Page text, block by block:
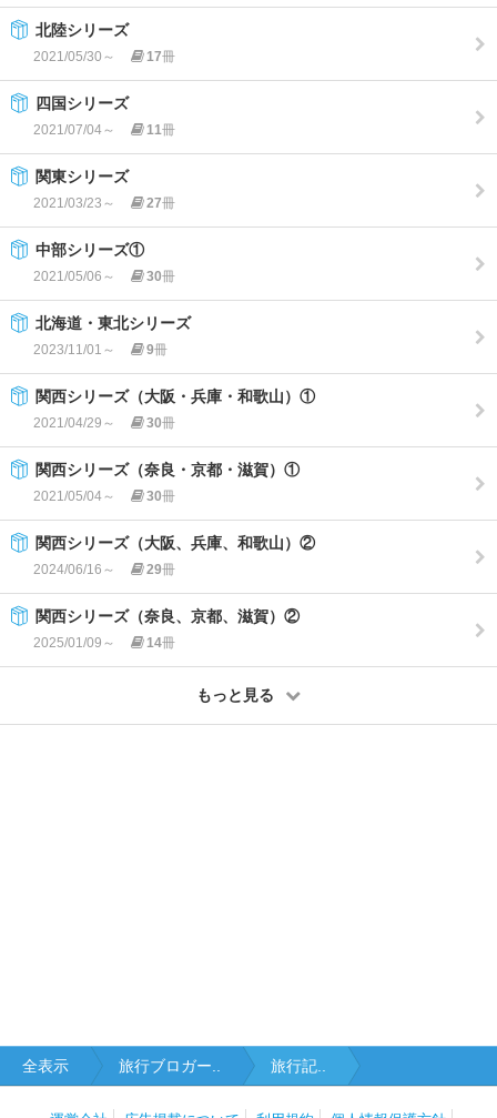
北陸シリーズ
2021/05/30～ 17冊
四国シリーズ
2021/07/04～ 11冊
関東シリーズ
2021/03/23～ 27冊
中部シリーズ①
2021/05/06～ 30冊
北海道・東北シリーズ
2023/11/01～ 9冊
関西シリーズ（大阪・兵庫・和歌山）①
2021/04/29～ 30冊
関西シリーズ（奈良・京都・滋賀）①
2021/05/04～ 30冊
関西シリーズ（大阪、兵庫、和歌山）②
2024/06/16～ 29冊
関西シリーズ（奈良、京都、滋賀）②
2025/01/09～ 14冊
もっと見る
全表示 旅行ブロガー.. 旅行記..